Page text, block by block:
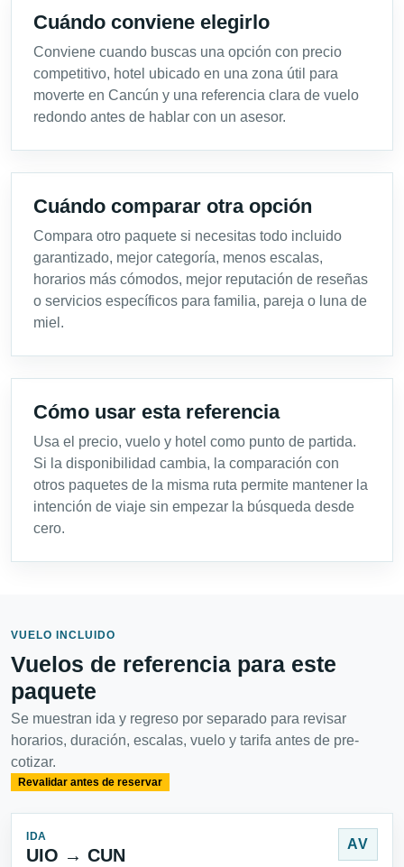
Cuándo conviene elegirlo
Conviene cuando buscas una opción con precio
competitivo, hotel ubicado en una zona útil para
moverte en Cancún y una referencia clara de vuelo
redondo antes de hablar con un asesor.
Cuándo comparar otra opción
Compara otro paquete si necesitas todo incluido
garantizado, mejor categoría, menos escalas,
horarios más cómodos, mejor reputación de reseñas
o servicios específicos para familia, pareja o luna de
miel.
Cómo usar esta referencia
Usa el precio, vuelo y hotel como punto de partida.
Si la disponibilidad cambia, la comparación con
otros paquetes de la misma ruta permite mantener la
intención de viaje sin empezar la búsqueda desde
cero.
VUELO INCLUIDO
Vuelos de referencia para este
paquete
Se muestran ida y regreso por separado para revisar
horarios, duración, escalas, vuelo y tarifa antes de pre-
cotizar.
Revalidar antes de reservar
IDA
UIO → CUN
AV